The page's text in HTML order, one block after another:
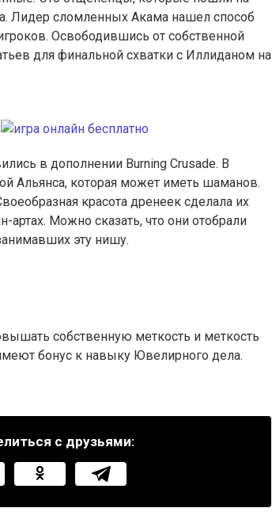
Лидер сломленных Акама нашел способ
Освободившись от собственной
для финальной схватки с Иллиданом на
в дополнении Burning Crusade. В
Альянса, которая может иметь шаманов.
красота дренеек сделала их
Можно сказать, что они отобрали
эту нишу.
собственную меткость и меткость
бонус к навыку Ювелирного дела.
с друзьями: